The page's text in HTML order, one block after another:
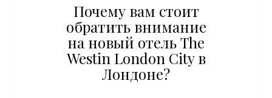
Почему вам стоит
обратить внимание
на новый отель The
Westin London City в
Лондоне?